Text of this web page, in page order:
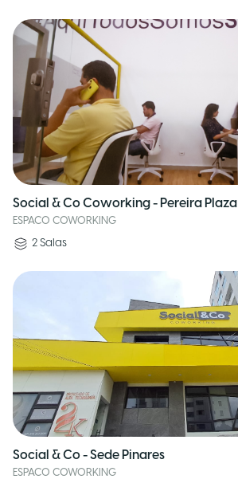
Social & Co Coworking - Pereira Plaza
ESPACO COWORKING
2 Salas
Social & Co - Sede Pinares
ESPACO COWORKING